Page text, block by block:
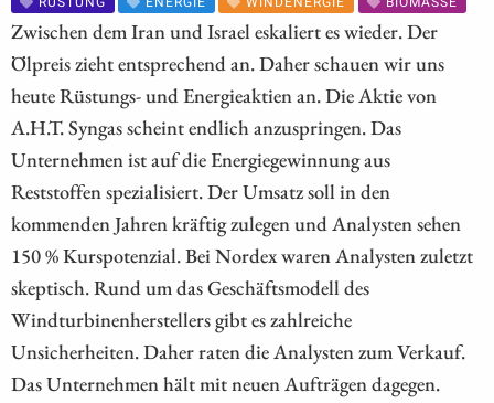
Zwischen dem Iran und Israel eskaliert es wieder. Der
Ölpreis zieht entsprechend an. Daher schauen wir uns
heute Rüstungs- und Energieaktien an. Die Aktie von
A.H.T. Syngas scheint endlich anzuspringen. Das
Unternehmen ist auf die Energiegewinnung aus
Reststoffen spezialisiert. Der Umsatz soll in den
kommenden Jahren kräftig zulegen und Analysten sehen
150 % Kurspotenzial. Bei Nordex waren Analysten zuletzt
skeptisch. Rund um das Geschäftsmodell des
Windturbinenherstellers gibt es zahlreiche
Unsicherheiten. Daher raten die Analysten zum Verkauf.
Das Unternehmen hält mit neuen Aufträgen dagegen.